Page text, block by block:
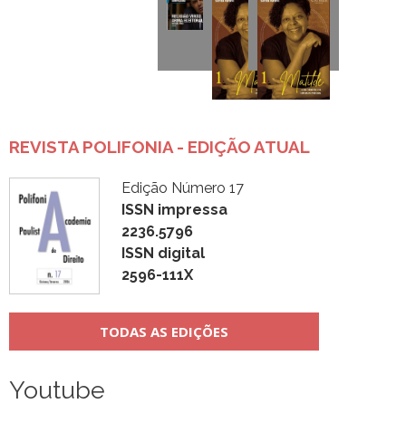
REVISTA POLIFONIA - EDIÇÃO ATUAL
Edição Número 17
ISSN impressa
2236.5796
ISSN digital
2596-111X
TODAS AS EDIÇÕES
Youtube